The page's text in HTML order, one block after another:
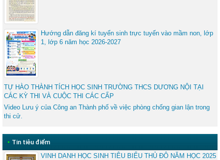
Hướng dẫn đăng kí tuyển sinh trực tuyến vào mầm non, lớp
1, lớp 6 năm học 2026-2027
TỰ HÀO THÀNH TÍCH HỌC SINH TRƯỜNG THCS DƯƠNG NỘI TẠI
CÁC KỲ THI VÀ CUỘC THI CÁC CẤP
Video Lưu ý của Công an Thành phố về việc phòng chống gian lận trong
thi cử.
• Tin tiêu điểm
VINH DANH HỌC SINH TIÊU BIỂU THỦ ĐÔ NĂM HỌC 2025